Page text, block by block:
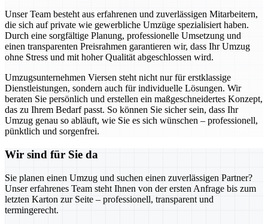
Unser Team besteht aus erfahrenen und zuverlässigen Mitarbeitern,
die sich auf private wie gewerbliche Umzüge spezialisiert haben.
Durch eine sorgfältige Planung, professionelle Umsetzung und
einen transparenten Preisrahmen garantieren wir, dass Ihr Umzug
ohne Stress und mit hoher Qualität abgeschlossen wird.
Umzugsunternehmen Viersen steht nicht nur für erstklassige
Dienstleistungen, sondern auch für individuelle Lösungen. Wir
beraten Sie persönlich und erstellen ein maßgeschneidertes Konzept,
das zu Ihrem Bedarf passt. So können Sie sicher sein, dass Ihr
Umzug genau so abläuft, wie Sie es sich wünschen – professionell,
pünktlich und sorgenfrei.
Wir sind für Sie da
Sie planen einen Umzug und suchen einen zuverlässigen Partner?
Unser erfahrenes Team steht Ihnen von der ersten Anfrage bis zum
letzten Karton zur Seite – professionell, transparent und
termingerecht.